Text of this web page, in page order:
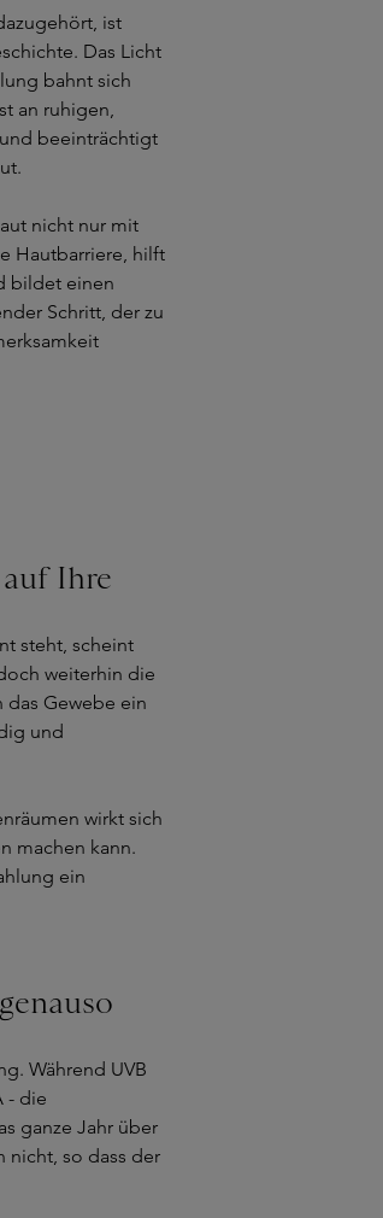
ist
Das Licht
bahnt sich
an ruhigen,
beeinträchtigt
nicht nur mit
Hautbarriere, hilft
bildet einen
Schritt, der zu
Ihre
steht, scheint
weiterhin die
das Gewebe ein
und
wirkt sich
machen kann.
ein
Während UVB
- die
ganze Jahr über
nicht, so dass der